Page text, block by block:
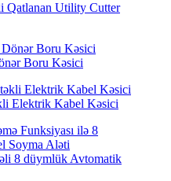
Utility Cutter
Boru Kəsici
Elektrik Kabel Kəsici
8 düymlük Avtomatik